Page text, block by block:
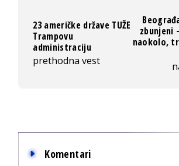
23 američke države TUŽE
Trampovu
administraciju
prethodna vest
zbunjeni
naokolo,
Komentari